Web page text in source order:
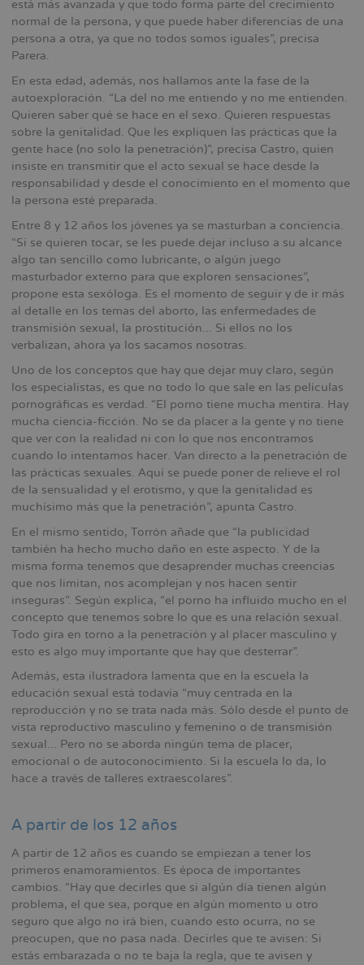
está más avanzada y que todo forma parte del crecimiento
normal de la persona, y que puede haber diferencias de una
persona a otra, ya que no todos somos iguales”, precisa
Parera.
En esta edad, además, nos hallamos ante la fase de la
autoexploración. “La del no me entiendo y no me entienden.
Quieren saber qué se hace en el sexo. Quieren respuestas
sobre la genitalidad. Que les expliquen las prácticas que la
gente hace (no solo la penetración)”, precisa Castro, quien
insiste en transmitir que el acto sexual se hace desde la
responsabilidad y desde el conocimiento en el momento que
la persona esté preparada.
Entre 8 y 12 años los jóvenes ya se masturban a conciencia.
“Si se quieren tocar, se les puede dejar incluso a su alcance
algo tan sencillo como lubricante, o algún juego
masturbador externo para que exploren sensaciones”,
propone esta sexóloga. Es el momento de seguir y de ir más
al detalle en los temas del aborto, las enfermedades de
transmisión sexual, la prostitución... Si ellos no los
verbalizan, ahora ya los sacamos nosotras.
Uno de los conceptos que hay que dejar muy claro, según
los especialistas, es que no todo lo que sale en las películas
pornográficas es verdad. “El porno tiene mucha mentira. Hay
mucha ciencia-ficción. No se da placer a la gente y no tiene
que ver con la realidad ni con lo que nos encontramos
cuando lo intentamos hacer. Van directo a la penetración de
las prácticas sexuales. Aquí se puede poner de relieve el rol
de la sensualidad y el erotismo, y que la genitalidad es
muchísimo más que la penetración”, apunta Castro.
En el mismo sentido, Torrón añade que “la publicidad
también ha hecho mucho daño en este aspecto. Y de la
misma forma tenemos que desaprender muchas creencias
que nos limitan, nos acomplejan y nos hacen sentir
inseguras”. Según explica, “el porno ha influido mucho en el
concepto que tenemos sobre lo que es una relación sexual.
Todo gira en torno a la penetración y al placer masculino y
esto es algo muy importante que hay que desterrar”.
Además, esta ilustradora lamenta que en la escuela la
educación sexual está todavía “muy centrada en la
reproducción y no se trata nada más. Sólo desde el punto de
vista reproductivo masculino y femenino o de transmisión
sexual... Pero no se aborda ningún tema de placer,
emocional o de autoconocimiento. Si la escuela lo da, lo
hace a través de talleres extraescolares”.
A partir de los 12 años
A partir de 12 años es cuando se empiezan a tener los
primeros enamoramientos. Es época de importantes
cambios. “Hay que decirles que si algún día tienen algún
problema, el que sea, porque en algún momento u otro
seguro que algo no irá bien, cuando esto ocurra, no se
preocupen, que no pasa nada. Decirles que te avisen: Si
estás embarazada o no te baja la regla, que te avisen y